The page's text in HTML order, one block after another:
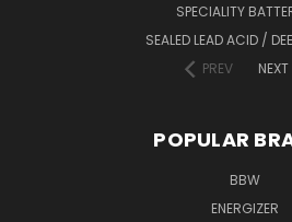
SPECIALITY
SEALED LEAD ACID /
PREV
NEXT
POPULAR
BBW
ENERGIZER